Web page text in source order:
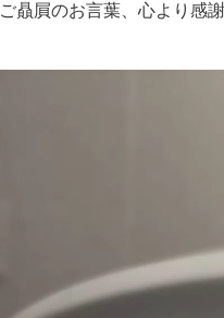
ご贔屓のお言葉、心より感